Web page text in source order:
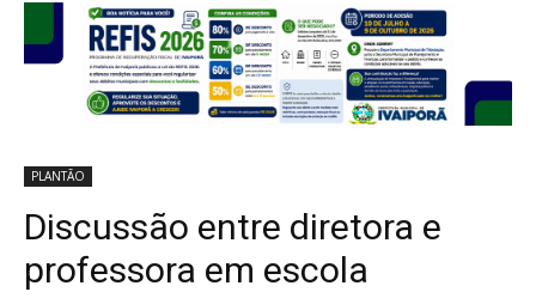
PLANTÃO
Discussão entre diretora e
professora em escola